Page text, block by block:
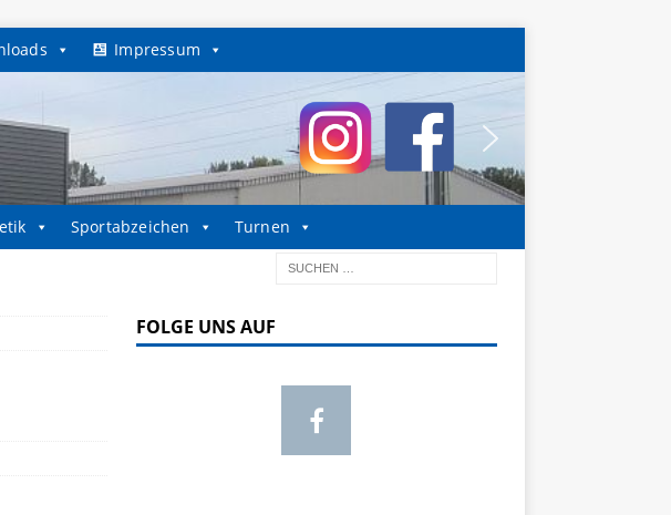
Impressum
Sportabzeichen Turnen
FOLGE UNS AUF